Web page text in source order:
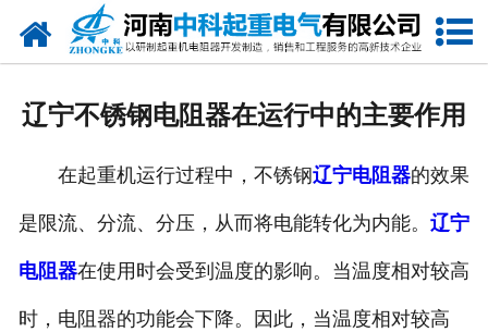
网站首页
公司风采
辽宁不锈钢电阻器在运行中的主要作用
在起重机运行过程中，不锈钢辽宁电阻器的效果
是限流、分流、分压，从而将电能转化为内能。 辽宁
电阻器在使用时会受到温度的影响。当温度相对较高
时，电阻器的功能会下降。因此，当温度相对较高